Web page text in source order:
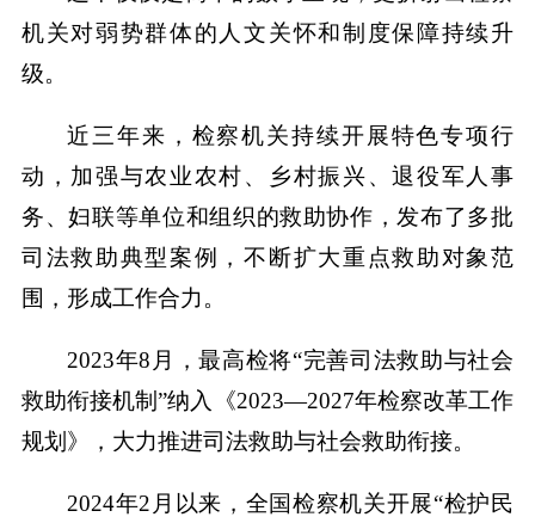
机关对弱势群体的人文关怀和制度保障持续升
级。
近三年来，检察机关持续开展特色专项行
动，加强与农业农村、乡村振兴、退役军人事
务、妇联等单位和组织的救助协作，发布了多批
司法救助典型案例，不断扩大重点救助对象范
围，形成工作合力。
2023年8月，最高检将“完善司法救助与社会
救助衔接机制”纳入《2023—2027年检察改革工作
规划》，大力推进司法救助与社会救助衔接。
2024年2月以来，全国检察机关开展“检护民